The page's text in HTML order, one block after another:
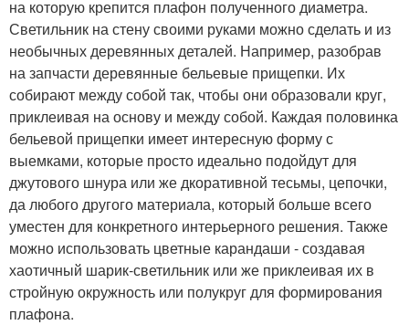
на которую крепится плафон полученного диаметра.
Светильник на стену своими руками можно сделать и из
необычных деревянных деталей. Например, разобрав
на запчасти деревянные бельевые прищепки. Их
собирают между собой так, чтобы они образовали круг,
приклеивая на основу и между собой. Каждая половинка
бельевой прищепки имеет интересную форму с
выемками, которые просто идеально подойдут для
джутового шнура или же дкоративной тесьмы, цепочки,
да любого другого материала, который больше всего
уместен для конкретного интерьерного решения. Также
можно использовать цветные карандаши - создавая
хаотичный шарик-светильник или же приклеивая их в
стройную окружность или полукруг для формирования
плафона.